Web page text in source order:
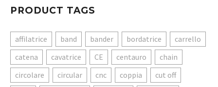
PRODUCT TAGS
affilatrice band bander bordatrice
carrello
catena
cavatrice CE centauro
chain
circolare
circular cnc coppia
cut off